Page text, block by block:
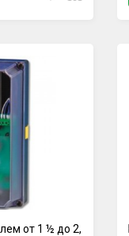
от 1 ½ до 2,